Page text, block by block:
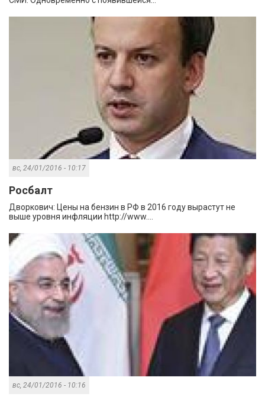
вс, 24/01/2016 - 10:17
Росбалт
Дворкович: Цены на бензин в РФ в 2016 году вырастут не
выше уровня инфляции http://www....
вс, 24/01/2016 - 10:16